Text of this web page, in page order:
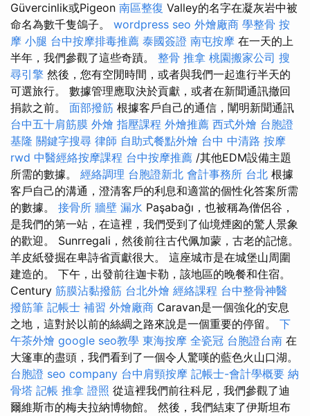
Güvercinlik或Pigeon 南區整復 Valley的名字在凝灰岩中被
命名為數千隻鴿子。 wordpress seo 外燴廠商 學整骨 按
摩 小腿 台中按摩排毒推薦 泰國簽證 南屯按摩 在一天的上
半年，我們參觀了這些奇蹟。 整骨 推拿 桃園搬家公司 搜
尋引擎 然後，您有空閒時間，或者與我們一起進行半天的
可選旅行。 數據管理應取決於貢獻，或者在新聞通訊撤回
捐款之前。 面部撥筋 根據客戶自己的通信，闡明新聞通訊
台中五十肩筋膜 外燴 指壓課程 外燴推薦 西式外燴 台胞證
基隆 關鍵字搜尋 律師 自助式餐點外燴 台中 中清路 按摩
rwd 中醫經絡按摩課程 台中按摩推薦 /其他EDM設備主題
所需的數據。 經絡調理 台胞證新北 會計事務所 台北 根據
客戶自己的溝通，澄清客戶的利息和適當的個性化答案所需
的數據。 接骨所 牆壁 漏水 Paşabağı，也被稱為僧侶谷，
是我們的第一站，在這裡，我們受到了仙境煙囪的驚人景象
的歡迎。 Sunrregali，然後前往古代佩加蒙，古老的記憶。
羊皮紙發掘在卑詩省貢獻很大。 這座城市是在城堡山周圍
建造的。 下午，出發前往迦卡勒，該地區的晚餐和住宿。
Century 筋膜沾黏撥筋 台北外燴 經絡課程 台中整骨神醫
撥筋筆 記帳士 補習 外燴廠商 Caravan是一個強化的安息
之地，這對於以前的絲綢之路來說是一個重要的停留。 下
午茶外燴 google seo教學 東海按摩 全瓷冠 台胞證台南 在
大篷車的盡頭，我們看到了一個令人驚嘆的藍色火山口湖。
台胞證 seo company 台中肩頸按摩 記帳士-會計學概要 納
骨塔 記帳 推拿 證照 從這裡我們前往科尼，我們參觀了迪
爾維斯市的梅夫拉納博物館。 然後，我們結束了伊斯坦布